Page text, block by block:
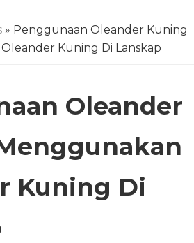
» Penggunaan Oleander Kuning
Kuning Di Lanskap
Oleander
Kuning Di